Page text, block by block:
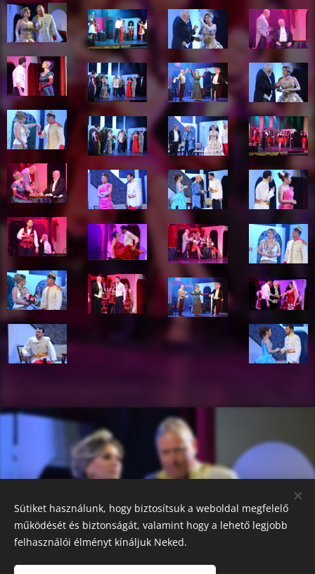
1238 Budapest-Soroksár, Hősök tere 21.
Sütiket használunk, hogy biztosítsuk a weboldal megfelelő
működését és biztonságát, valamint hogy a lehető legjobb
felhasználói élményt kínáljuk Neked.